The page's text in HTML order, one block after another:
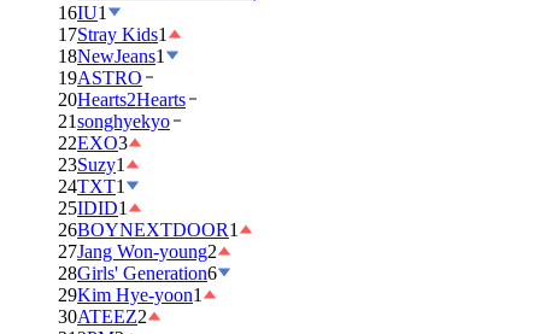
16IU1
17Stray Kids1
18NewJeans1
19ASTRO
20Hearts2Hearts
21songhyekyo
22EXO3
23Suzy1
24TXT1
25IDID1
26BOYNEXTDOOR1
27Jang Won-young2
28Girls' Generation6
29Kim Hye-yoon1
30ATEEZ2